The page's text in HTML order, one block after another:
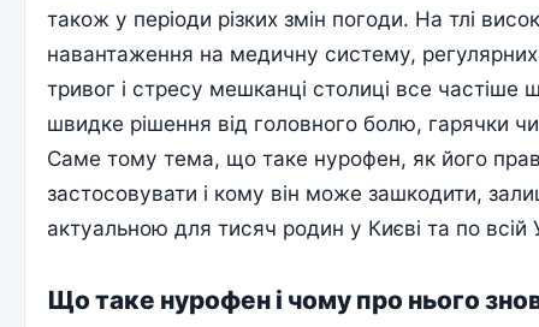
також у періоди різких змін погоди. На тлі
навантаження на медичну систему, регулярних
тривог і стресу мешканці столиці все частіше
швидке рішення від головного болю, гарячки
Саме тому тема, що таке нурофен, як його
застосовувати і кому він може зашкодити,
актуальною для тисяч родин у Києві та по всій
Що таке нурофен і чому про нього